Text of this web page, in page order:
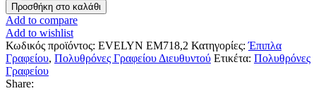
Προσθήκη στο καλάθι
Add to compare
Add to wishlist
Κωδικός προϊόντος: EVELYN EM718,2 Κατηγορίες: Έπιπλα
Γραφείου, Πολυθρόνες Γραφείου Διευθυντού Ετικέτα: Πολυθρόνες
Γραφείου
Share: